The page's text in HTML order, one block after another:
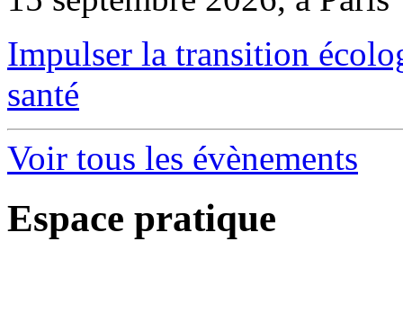
Impulser la transition
santé
Voir tous les évènements
Espace pratique